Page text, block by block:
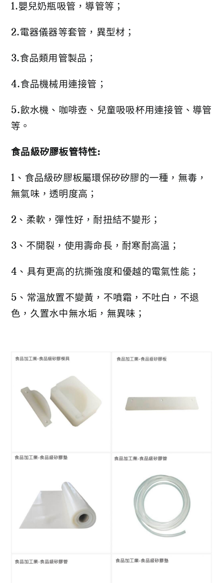
1.嬰兒奶瓶吸管，導管等；
2.電器儀器等套管，異型材；
3.食品類用管製品；
4.食品機械用連接管；
5.飲水機、咖啡壺、兒童吸吸杯用連接管、導管
等。
食品級矽膠板管特性:
1、食品級矽膠板屬環保矽矽膠的一種，無毒，
無氣味，透明度高；
2、柔軟，彈性好，耐扭結不變形；
3、不開裂，使用壽命長，耐寒耐高溫；
4、具有更高的抗撕強度和優越的電氣性能；
5、常溫放置不變黃，不噴霜，不吐白，不退
色，久置水中無水垢，無異味；